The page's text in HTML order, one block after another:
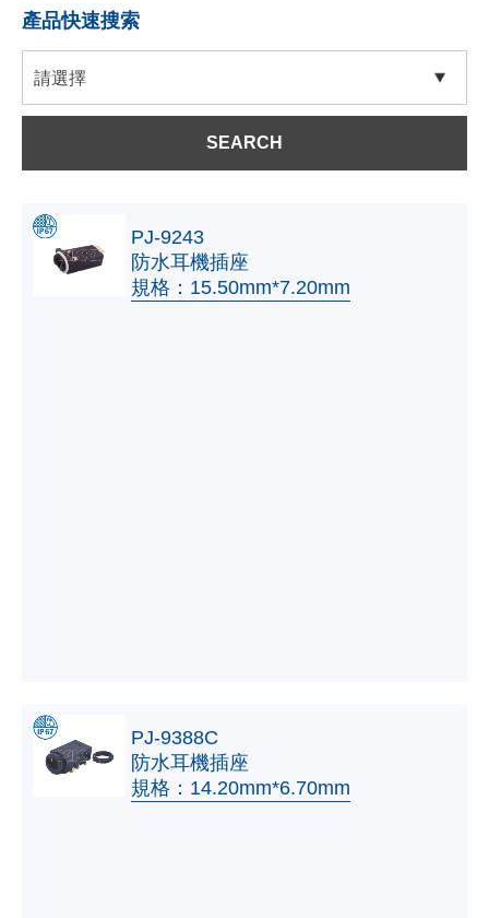
產品快速搜索
SEARCH
PJ-9243
防水耳機插座
規格：15.50mm*7.20mm
PJ-9388C
防水耳機插座
規格：14.20mm*6.70mm